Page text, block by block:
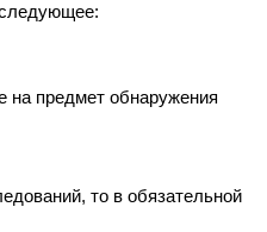
на предмет обнаружения
то в обязательной